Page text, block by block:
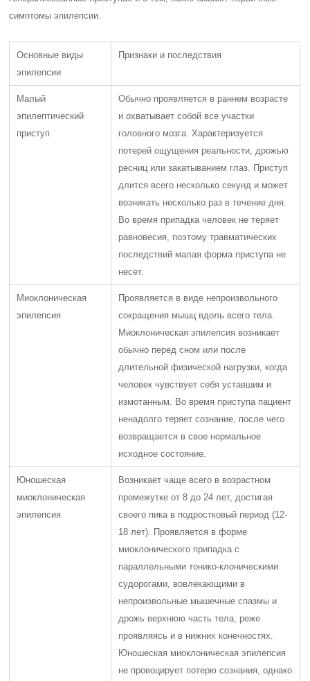
симптомы эпилепсии.
Основные виды
эпилепсии
Признаки и последствия
Малый
эпилептический
приступ
Обычно проявляется в раннем возрасте
и охватывает собой все участки
головного мозга. Характеризуется
потерей ощущения реальности, дрожью
ресниц или закатыванием глаз. Приступ
длится всего несколько секунд и может
возникать несколько раз в течение дня.
Во время припадка человек не теряет
равновесия, поэтому травматических
последствий малая форма приступа не
несет.
Миоклоническая
эпилепсия
Проявляется в виде непроизвольного
сокращения мышц вдоль всего тела.
Миоклоническая эпилепсия возникает
обычно перед сном или после
длительной физической нагрузки, когда
человек чувствует себя уставшим и
измотанным. Во время приступа пациент
ненадолго теряет сознание, после чего
возвращается в свое нормальное
исходное состояние.
Юношеская
миоклоническая
эпилепсия
Возникает чаще всего в возрастном
промежутке от 8 до 24 лет, достигая
своего пика в подростковый период (12-
18 лет). Проявляется в форме
миоклонического припадка с
параллельными тонико-клоническими
судорогами, вовлекающими в
непроизвольные мышечные спазмы и
дрожь верхнюю часть тела, реже
проявляясь и в нижних конечностях.
Юношеская миоклоническая эпилепсия
не провоцирует потерю сознания, однако